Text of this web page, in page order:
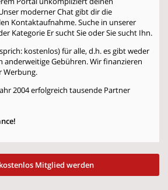
moderner Chat gibt dir die
Kontaktaufnahme. Suche in unserer
Kategorie Er sucht SieoderSie sucht Ihn.
kostenlos) für alle, d.h. es gibt weder
anderweitige Gebühren. Wir finanzieren
Werbung.
2004 erfolgreich tausende Partner
Mitglied werden